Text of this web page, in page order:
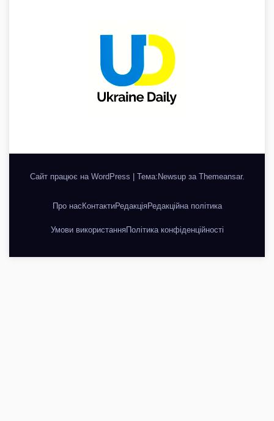
Сайт працює на WordPress | Тема:Newsup за Themeansar.
Про нас КонтактиРедакціяРедакційна політика
Умови використанняПолітика конфіденційності